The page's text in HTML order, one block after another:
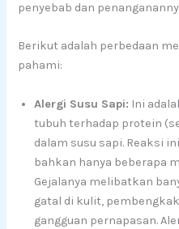
penyebab dan
Berikut adalah perbedaan
pahami:
Alergi Susu Sapi: Ini
tubuh terhadap protein
dalam susu sapi. Reaksi
bahkan hanya beberapa
Gejalanya melibatkan
gatal di kulit,
gangguan pernapasan.